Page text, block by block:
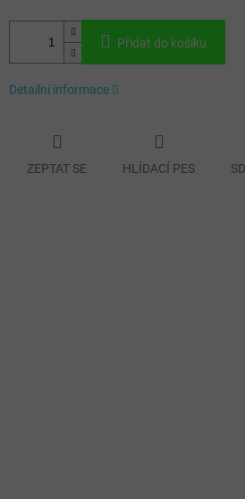
Přidat do košíku
Detailní informace
ZEPTAT SE HLÍDACÍ PES